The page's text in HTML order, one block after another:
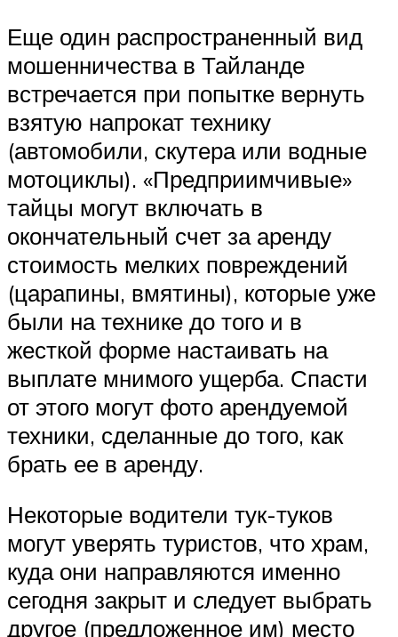
Еще один распространенный вид
мошенничества в Тайланде
встречается при попытке вернуть
взятую напрокат технику
(автомобили, скутера или водные
мотоциклы). «Предприимчивые»
тайцы могут включать в
окончательный счет за аренду
стоимость мелких повреждений
(царапины, вмятины), которые уже
были на технике до того и в
жесткой форме настаивать на
выплате мнимого ущерба. Спасти
от этого могут фото арендуемой
техники, сделанные до того, как
брать ее в аренду.
Некоторые водители тук-туков
могут уверять туристов, что храм,
куда они направляются именно
сегодня закрыт и следует выбрать
другое (предложенное им) место